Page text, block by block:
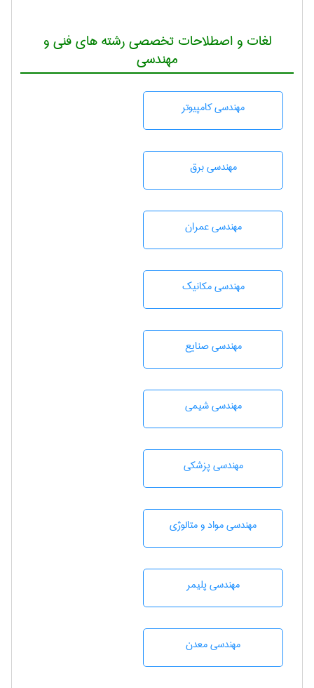
لغات و اصطلاحات تخصصی رشته های فنی و
مهندسی
مهندسی كامپيوتر
مهندسی برق
مهندسی عمران
مهندسی مکانیک
مهندسی صنايع
مهندسي شيمی
مهندسی پزشکی
مهندسی مواد و متالوژی
مهندسی پليمر
مهندسی معدن